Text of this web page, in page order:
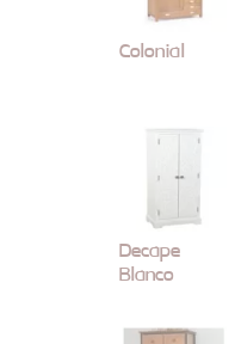
Colonial
Decape
Blanco